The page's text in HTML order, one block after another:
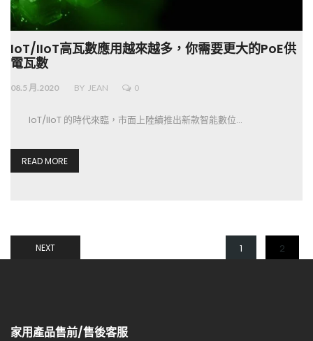
IoT/IIoT高瓦數應用越來越多，你需要更大的PoE供
電瓦數
08.5 月.2020 BY JEAN 0
IoT/IIoT 的時代來臨，市面上陸續推出新款智能數位…
READ MORE
1 2
NEXT
家用產品售前/售後客服